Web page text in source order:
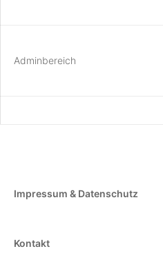
Adminbereich
Impressum & Datenschutz
Kontakt